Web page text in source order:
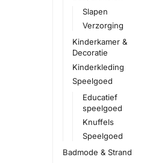
Slapen
Verzorging
Kinderkamer &
Decoratie
Kinderkleding
Speelgoed
Educatief
speelgoed
Knuffels
Speelgoed
Badmode & Strand